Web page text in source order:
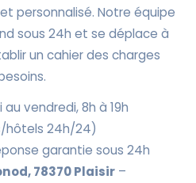
personnalisé. Notre équipe
sous 24h et se déplace à
un cahier des charges
au vendredi, 8h à 19h
hôtels 24h/24)
garantie sous 24h
78370 Plaisir–